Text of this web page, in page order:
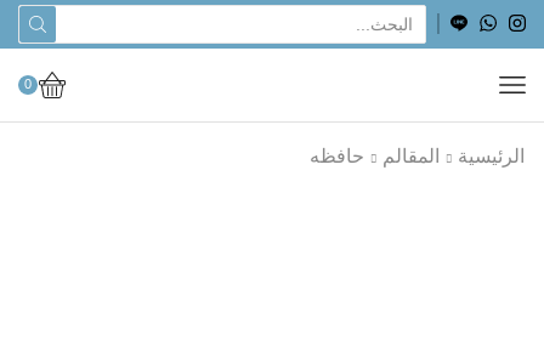
0
الرئيسية المقالم حافظه